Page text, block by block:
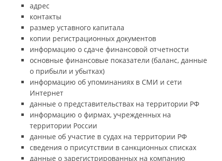
адрес
контакты
размер уставного капитала
копии регистрационных документов
информацию о сдаче финансовой отчетности
основные финансовые показатели (баланс, данные
о прибыли и убытках)
информацию об упоминаниях в СМИ и сети
Интернет
данные о представительствах на территории РФ
информацию о фирмах, учрежденных на
территории России
данные об участие в судах на территории РФ
сведения о присутствии в санкционных списках
данные о зарегистрированных на компанию